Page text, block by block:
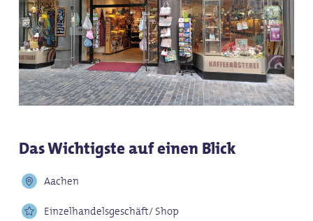
Das Wichtigste auf einen Blick
Aachen
Einzelhandelsgeschäft/ Shop